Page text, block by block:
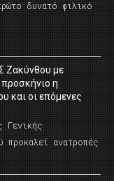
δυνατό φιλικό
Ζακύνθου με
η
και οι επόμενες
Γενικής
προκαλεί ανατροπές